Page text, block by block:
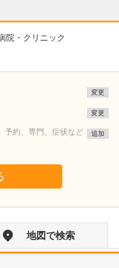
院・クリニック
変更
変更
予約、専門、症状など
追加
地図で検索